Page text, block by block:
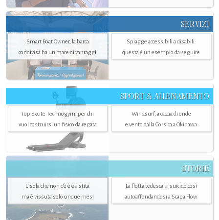
SERVIZI
Smart Boat Owner, la barca
condivisa ha un mare di vantaggi
Spiagge accessibili a disabili:
questa è un esempio da seguire
SPORT & ALLENAMENTO
Top Excite Technogym, per chi
vuol costruirsi un fisico da regata
Windsurf, a caccia di onde
e vento dalla Corsica a Okinawa
STORIE
L’isola che non c'è è esistita
ma è vissuta solo cinque mesi
La flotta tedesca si suicidò così
autoaffondandosi a Scapa Flow